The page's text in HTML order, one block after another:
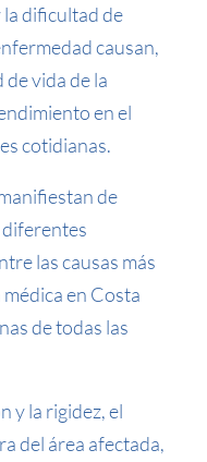
la dificultad de
causan,
vida de la
en el
cotidianas.
de
diferentes
las causas más
en Costa
de todas las
y la rigidez, el
del área afectada,